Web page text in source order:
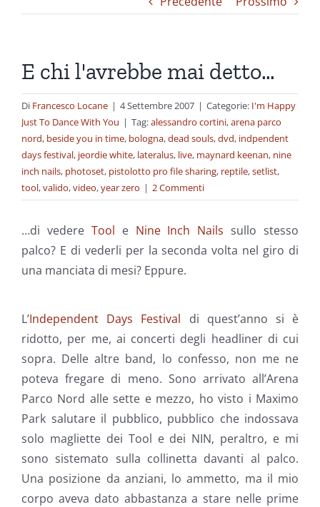
E chi l'avrebbe mai detto…
Di Francesco Locane | 4 Settembre 2007 | Categorie: I'm Happy
Just To Dance With You | Tag:alessandro cortini,arena parco
nord, beside you in time, bologna,dead souls,dvd, indpendent
days festival, jeordie white, lateralus, live, maynard keenan, nine
inch nails, photoset, pistolotto pro file sharing, reptile,setlist,
tool,valido,video,year zero | 2 Commenti
…di vedere Tool e Nine Inch Nails sullo stesso
palco? E di vederli per la seconda volta nel giro di
una manciata di mesi? Eppure.
L’Independent Days Festival di quest’anno si è
ridotto, per me, ai concerti degli headliner di cui
sopra. Delle altre band, lo confesso, non me ne
poteva fregare di meno. Sono arrivato all’Arena
Parco Nord alle sette e mezzo, ho visto i Maximo
Park salutare il pubblico, pubblico che indossava
solo magliette dei Tool e dei NIN, peraltro, e mi
sono sistemato sulla collinetta davanti al palco.
Una posizione da anziani, lo ammetto, ma il mio
corpo aveva dato abbastanza a stare nelle prime